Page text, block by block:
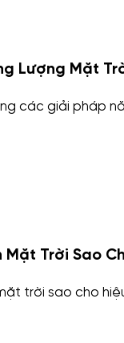
Lượng Mặt
các giải pháp
Trời Sao
trời sao cho